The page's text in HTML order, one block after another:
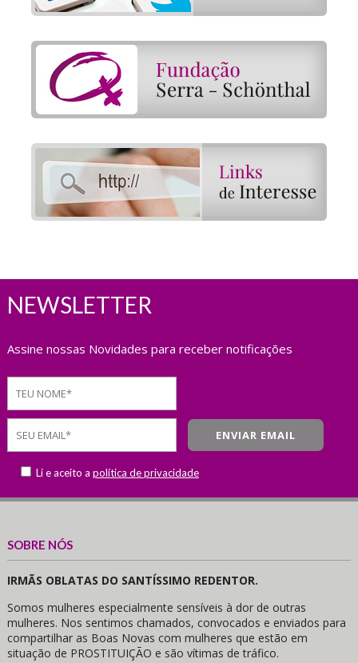
NEWSLETTER
Assine nossas Novidades para receber notificações
Li e aceito a política de privacidade
SOBRE NÓS
IRMÃS OBLATAS DO SANTÍSSIMO REDENTOR.
Somos mulheres especialmente sensíveis à dor de outras
mulheres. Nos sentimos chamados, convocados e enviados para
compartilhar as Boas Novas com mulheres que estão em
situação de PROSTITUIÇÃO e são vítimas de tráfico.